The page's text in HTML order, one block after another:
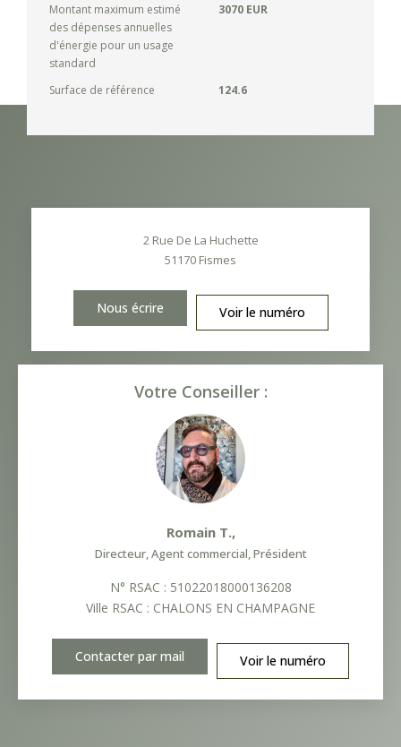
Montant maximum estimé
des dépenses annuelles
d'énergie pour un usage
standard
3070 EUR
Surface de référence 124.6
2 Rue De La Huchette
51170 Fismes
Nous écrire Voir le numéro
Votre Conseiller :
Romain T.,
Directeur, Agent commercial, Président
N° RSAC : 51022018000136208
Ville RSAC : CHALONS EN CHAMPAGNE
Contacter par mail Voir le numéro